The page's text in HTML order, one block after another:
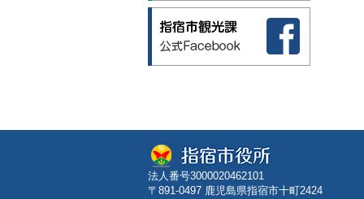
法人番号3000020462101
〒891-0497 鹿児島県指宿市十町2424